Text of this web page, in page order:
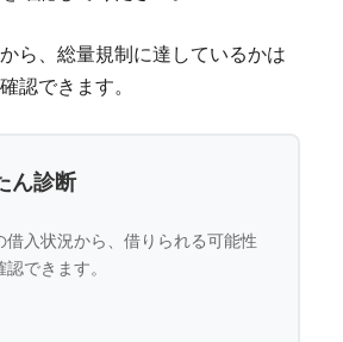
ら、総量規制に達しているかは
認できます。
ん診断
借入状況から、借りられる可能性
できます。